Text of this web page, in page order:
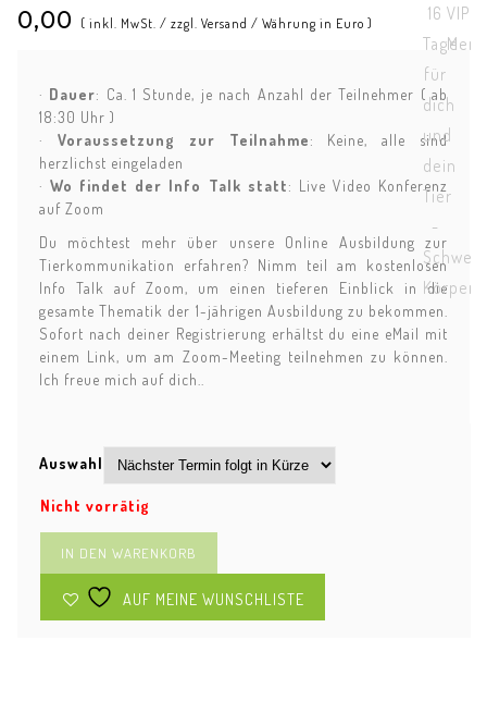
16
Tage
für
dich
und
dein
Tier
-
Körper
VIP
0,00 ( inkl. MwSt. / zzgl. Versand / Währung in Euro )
· Dauer: Ca. 1 Stunde, je nach Anzahl der Teilnehmer ( ab
18:30 Uhr )
· Voraussetzung zur Teilnahme: Keine, alle sind
herzlichst eingeladen
·Wo findet der Info Talk statt: Live Video Konferenz
auf Zoom
Du möchtest mehr über unsere Online Ausbildung zur
Tierkommunikation erfahren? Nimm teil am kostenlosen
Info Talk auf Zoom, um einen tieferen Einblick in die
gesamte Thematik der 1-jährigen Ausbildung zu bekommen.
Sofort nach deiner Registrierung erhältst du eine eMail mit
einem Link, um am Zoom-Meeting teilnehmen zu können.
Ich freue mich auf dich..
Auswahl
Nicht vorrätig
IN DEN WARENKORB
AUF MEINE WUNSCHLISTE